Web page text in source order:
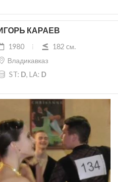
КАРАЕВ
1980
182 cм.
Владикавказ
ST: D, LA: D